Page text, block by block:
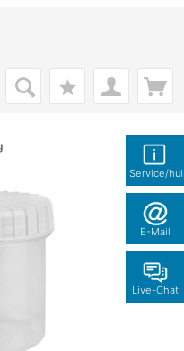
Service/
E-Mail
Live-Chat